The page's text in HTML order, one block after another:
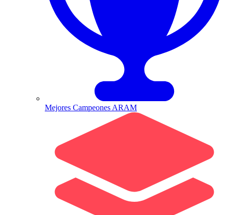
Mejores Campeones ARAM